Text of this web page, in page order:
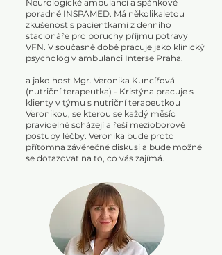
Neurologické ambulanci a spánkové
poradně INSPAMED. Má několikaletou
zkušenost s pacientkami z denního
stacionáře pro poruchy příjmu potravy
VFN. V současné době pracuje jako klinický
psycholog v ambulanci Interse Praha.
a jako host Mgr. Veronika Kuncířová
(nutriční terapeutka) - Kristýna pracuje s
klienty v týmu s nutriční terapeutkou
Veronikou, se kterou se každý měsíc
pravidelně scházejí a řeší mezioborově
postupy léčby. Veronika bude proto
přítomna závěrečné diskusi a bude možné
se dotazovat na to, co vás zajímá.